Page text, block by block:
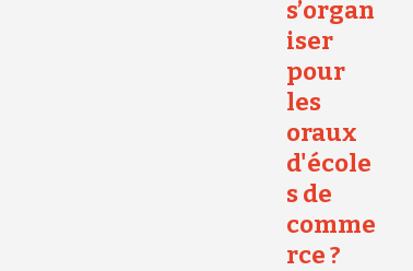
s’organ
iser
pour
les
oraux
d'école
s de
comme
rce ?